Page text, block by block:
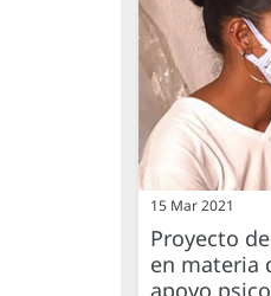
15 Mar 2021
Proyecto
en materia
apoyo